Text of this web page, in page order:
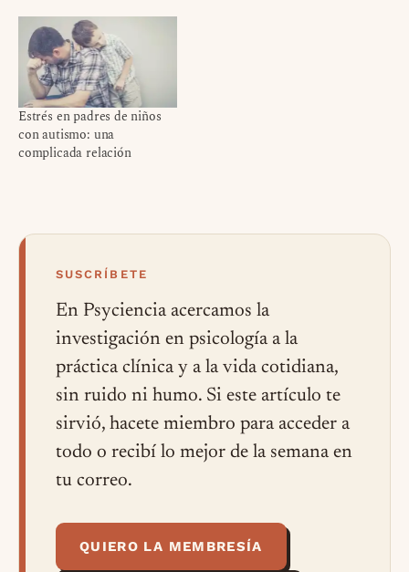
Estrés en padres de niños
con autismo: una
complicada relación
SUSCRÍBETE
En Psyciencia acercamos la
investigación en psicología a la
práctica clínica y a la vida cotidiana,
sin ruido ni humo. Si este artículo te
sirvió, hacete miembro para acceder a
todo o recibí lo mejor de la semana en
tu correo.
QUIERO LA MEMBRESÍA